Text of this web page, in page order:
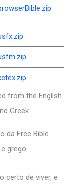
from the English
Greek
da Free Bible
grego
certo de viver, e